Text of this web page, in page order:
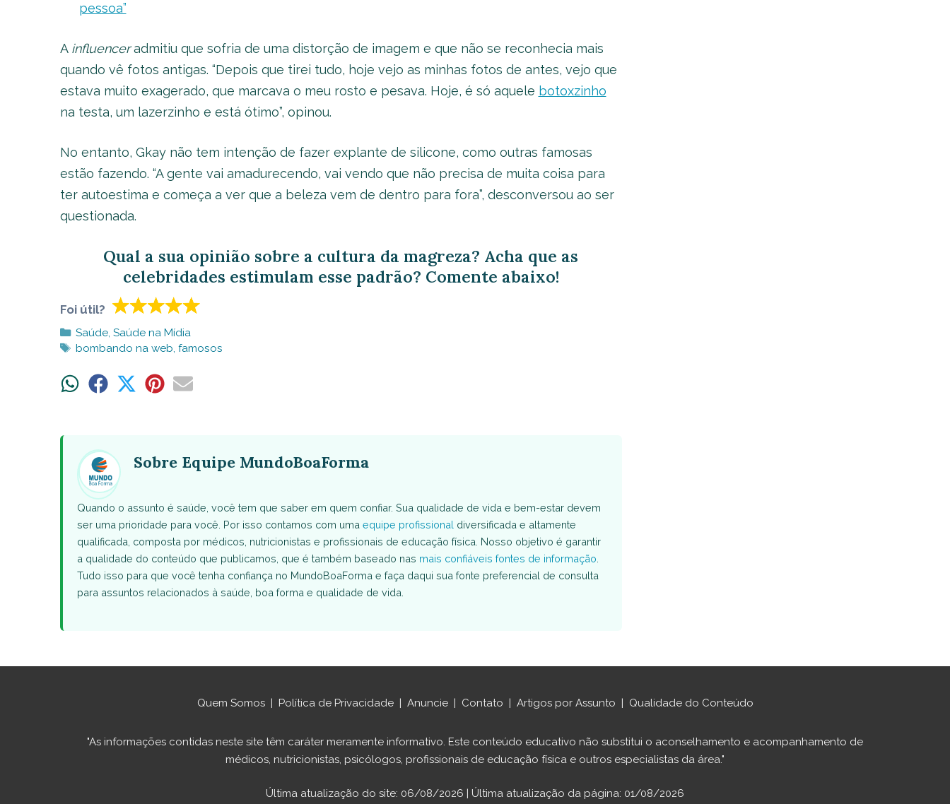
pessoa”
A influenceradmitiu que sofria de uma distorção de imagem e que não se reconhecia mais
quando vê fotos antigas. “Depois que tirei tudo, hoje vejo as minhas fotos de antes, vejo que
estava muito exagerado, que marcava o meu rosto e pesava. Hoje, é só aquele botoxzinho
na testa, um lazerzinho e está ótimo”, opinou.
No entanto, Gkay não tem intenção de fazer explante de silicone, como outras famosas
estão fazendo. “A gente vai amadurecendo, vai vendo que não precisa de muita coisa para
ter autoestima e começa a ver que a beleza vem de dentro para fora”, desconversou ao ser
questionada.
Qual a sua opinião sobre a cultura da magreza? Acha que as
celebridades estimulam esse padrão? Comente abaixo!
Foi útil?
Categorias
Saúde, Saúde na Mídia
Tags
bombando na web, famosos
ShareShare ShareShareShare
Sobre Equipe MundoBoaForma
Quando o assunto é saúde, você tem que saber em quem confiar. Sua qualidade de vida e bem-estar devem
ser uma prioridade para você. Por isso contamos com uma equipe profissionaldiversificada e altamente
qualificada, composta por médicos, nutricionistas e profissionais de educação física. Nosso objetivo é garantir
a qualidade do conteúdo que publicamos, que é também baseado nas mais confiáveis fontes de informação.
Tudo isso para que você tenha confiança no MundoBoaForma e faça daqui sua fonte preferencial de consulta
para assuntos relacionados à saúde, boa forma e qualidade de vida.
Quem Somos| Política de Privacidade| Anuncie| Contato | Artigos por Assunto | Qualidade do Conteúdo
"As informações contidas neste site têm caráter meramente informativo. Este conteúdo educativo não substitui o aconselhamento e acompanhamento de
médicos, nutricionistas, psicólogos, profissionais de educação física e outros especialistas da área."
Última atualização do site: 06/08/2026 | Última atualização da página: 01/08/2026